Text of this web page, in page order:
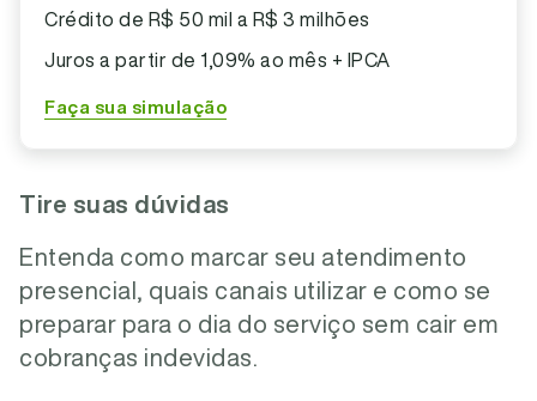
Crédito de R$ 50 mil a R$ 3 milhões
Juros a partir de 1,09% ao mês + IPCA
Faça sua simulação
Tire suas dúvidas
Entenda como marcar seu atendimento
presencial, quais canais utilizar e como se
preparar para o dia do serviço sem cair em
cobranças indevidas.